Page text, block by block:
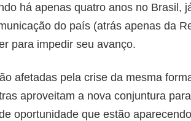
há apenas quatro anos no Brasil,
do país (atrás apenas da
para impedir seu avanço.
afetadas pela crise da mesma
aproveitam a nova conjuntura
oportunidade que estão